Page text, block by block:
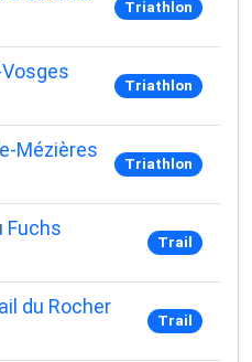
Triathlon
Triathlon
Mézières
Triathlon
Fuchs
Trail
du Rocher
Trail